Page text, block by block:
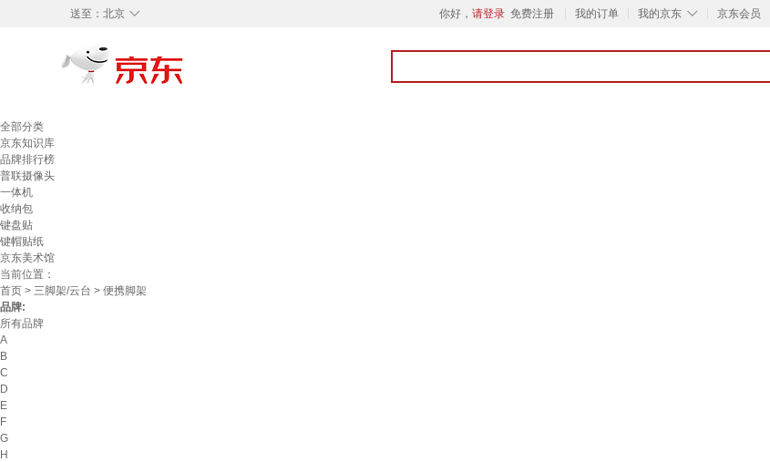
◇
送至： 北京 你好， 请登录 免费注册 我的订单 ◇
我的京东 京东会员
全部分类
京东知识库
品牌排行榜
普联摄像头
一体机
收纳包
键盘贴
键帽贴纸
京东美术馆
当前位置：
首页 > 三脚架/云台 > 便携脚架
品牌:
所有品牌
A
B
C
D
E
F
G
H